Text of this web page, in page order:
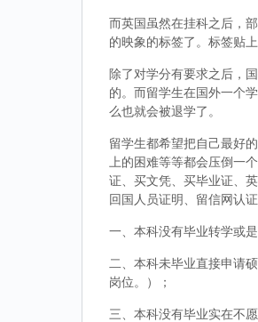
而英国虽然在挂科之后，
的映象的标签了。标签贴
除了对学分有要求之后，
的。而留学生在国外一个
么也就会被退学了。
留学生都希望把自己最好
上的困难等等都会压倒一
证、买文凭、买毕业证、
回国人员证明、留信网认
一、本科没有毕业转学或
二、本科未毕业直接申请
岗位。）；
三、本科没有毕业实在不